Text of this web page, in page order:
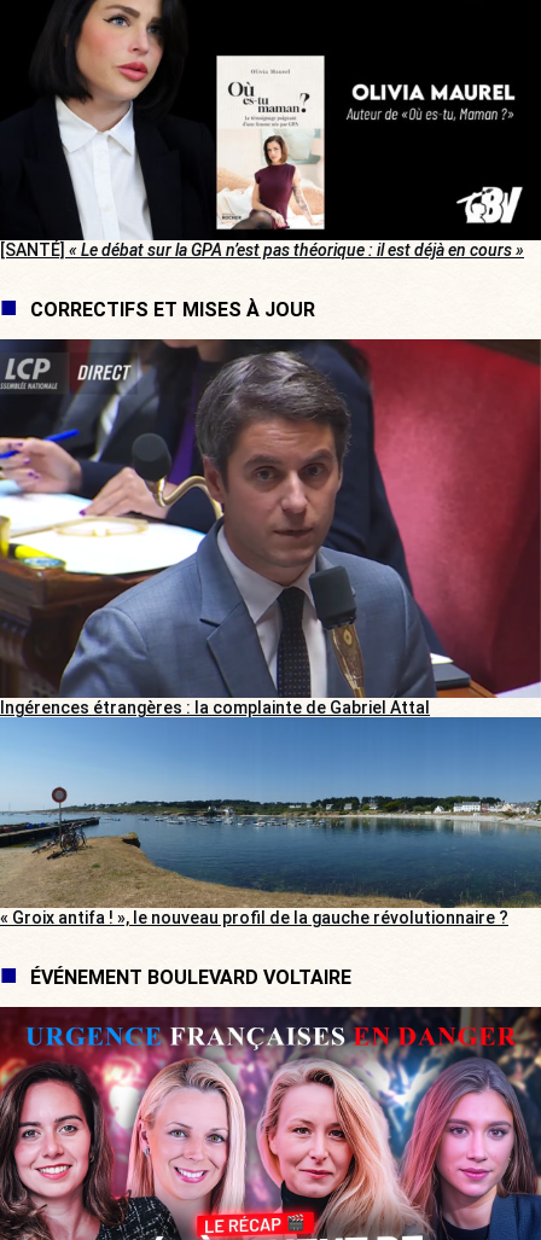
[SANTÉ] « Le débat sur la GPA n’est pas théorique : il est déjà en cours »
CORRECTIFS ET MISES À JOUR
Ingérences étrangères : la complainte de Gabriel Attal
« Groix antifa ! », le nouveau profil de la gauche révolutionnaire ?
ÉVÉNEMENT BOULEVARD VOLTAIRE